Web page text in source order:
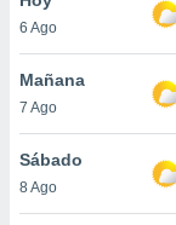
en
más
nuestra
6 Ago
Mañana
7 Ago
Sábado
8 Ago